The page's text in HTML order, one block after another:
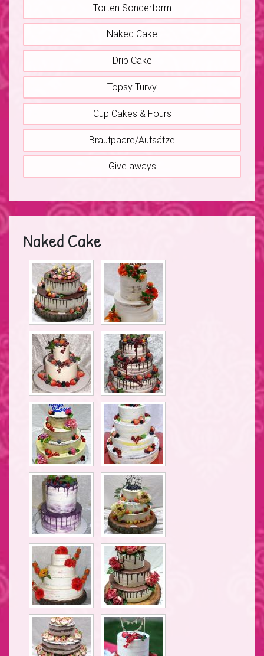
Torten Sonderform
Naked Cake
Drip Cake
Topsy Turvy
Cup Cakes & Fours
Brautpaare/Aufsätze
Give aways
Naked Cake